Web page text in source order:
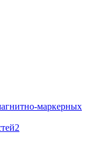
маркерных
2